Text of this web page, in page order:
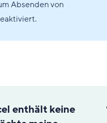
Absenden von
enthält keine